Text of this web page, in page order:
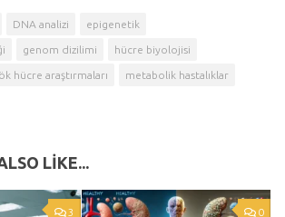
DNA analizi epigenetik
genom dizilimi hücre biyolojisi
hücre araştırmaları metabolik hastalıklar
LIKE...
3 0